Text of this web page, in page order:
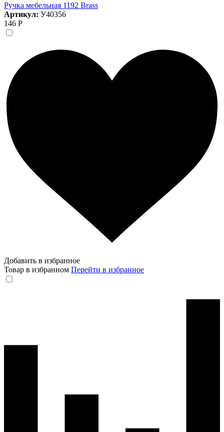
Ручка мебельная 1192 Brass
Артикул: У40356
146 Р
Добавить в избранное
Товар в избранном Перейти в избранное